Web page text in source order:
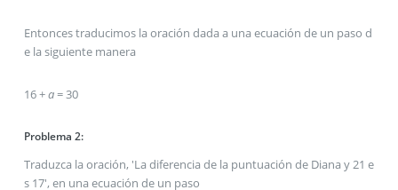
Entonces traducimos la oración dada a una ecuación de un paso d
e la siguiente manera
16 +a= 30
Problema 2:
Traduzca la oración, 'La diferencia de la puntuación de Diana y 21 e
s 17', en una ecuación de un paso